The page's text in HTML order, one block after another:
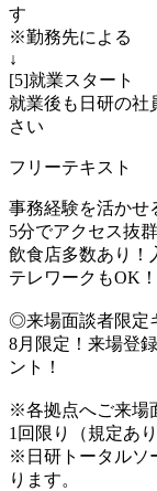
す
※勤務先による
↓
[5]就業スタート
就業後も日研の
さい
フリーテキスト
事務経験を活かせ
5分でアクセス抜
飲食店多数あり！
テレワークもOK
◎来場面談者限定
8月限定！来場登
ント！
※各拠点へご来場
1回限り（規定あり
※日研トータルソ
ります。